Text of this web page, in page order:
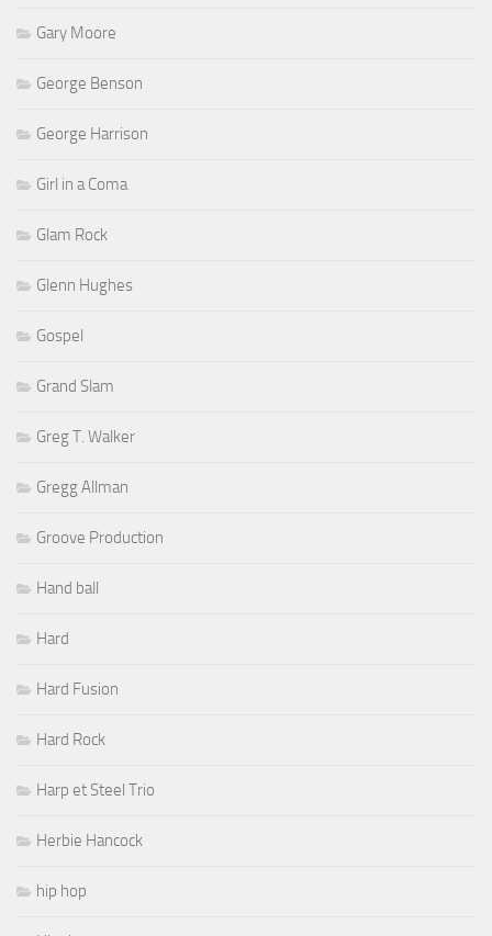
Gary Moore
George Benson
George Harrison
Girl in a Coma
Glam Rock
Glenn Hughes
Gospel
Grand Slam
Greg T. Walker
Gregg Allman
Groove Production
Hand ball
Hard
Hard Fusion
Hard Rock
Harp et Steel Trio
Herbie Hancock
hip hop